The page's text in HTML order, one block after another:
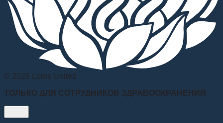
© 2026 Lotos United
ТОЛЬКО ДЛЯ СОТРУДНИКОВ ЗДРАВООХРАНЕНИЯ